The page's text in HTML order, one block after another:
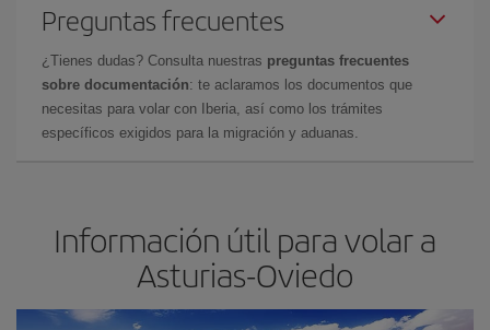
Preguntas frecuentes
¿Tienes dudas? Consulta nuestras preguntas frecuentes
sobre documentación: te aclaramos los documentos que
necesitas para volar con Iberia, así como los trámites
específicos exigidos para la migración y aduanas.
Información útil para volar a
Asturias-Oviedo